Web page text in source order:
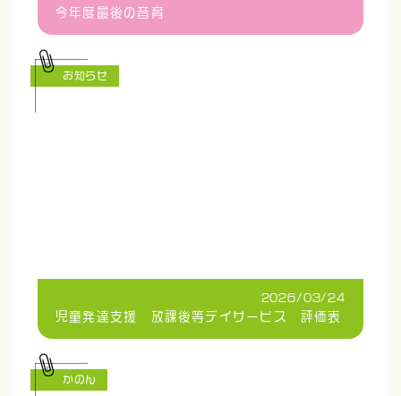
今年度最後の音育
2026/03/24
児童発達支援 放課後等デイサービス 評価表
お知らせ
かのん